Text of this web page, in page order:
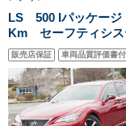
LS 500 Iパッケー
Km セーフティシ
BSM Dインナーミ
ライバーモニター
OP・ドアトリム加飾
販売店保証 車両品質評価書付